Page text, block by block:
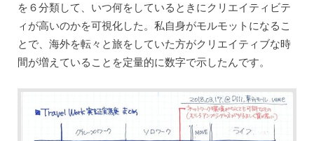
を６分類して、いつ何をしているときにクリエイティビテ
ィが高いのかを可視化した。私自身がモルモットになるこ
とで、海外を転々と旅をしていた方がクリエイティブな時
間が増えていることを定量的に数字で示したんです。